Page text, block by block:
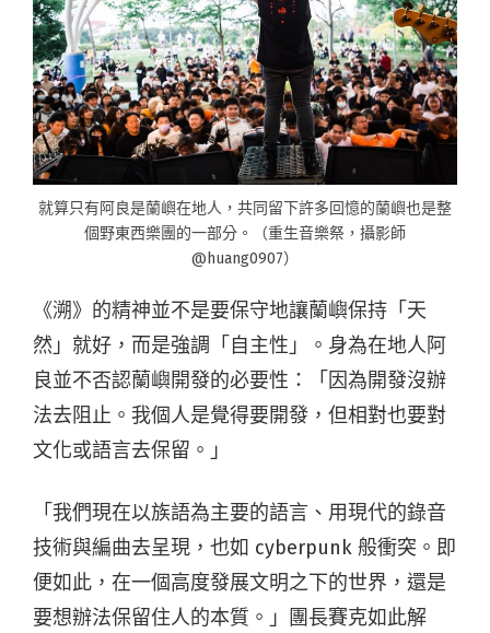
就算只有阿良是蘭嶼在地人，共同留下許多回憶的蘭嶼也是整
個野東西樂團的一部分。（重生音樂祭，攝影師
@huang0907）
《溯》的精神並不是要保守地讓蘭嶼保持「天
然」就好，而是強調「自主性」。身為在地人阿
良並不否認蘭嶼開發的必要性：「因為開發沒辦
法去阻止。我個人是覺得要開發，但相對也要對
文化或語言去保留。」
「我們現在以族語為主要的語言、用現代的錄音
技術與編曲去呈現，也如 cyberpunk 般衝突。即
便如此，在一個高度發展文明之下的世界，還是
要想辦法保留住人的本質。」團長賽克如此解